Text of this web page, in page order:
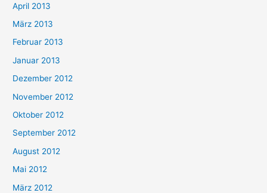
April 2013
März 2013
Februar 2013
Januar 2013
Dezember 2012
November 2012
Oktober 2012
September 2012
August 2012
Mai 2012
März 2012